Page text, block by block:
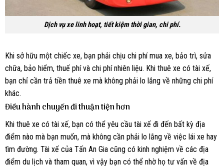
Dịch vụ xe linh hoạt, tiết kiệm thời gian, chi phí.
Khi sở hữu một chiếc xe, bạn phải chịu chi phí mua xe, bảo trì, sửa
chữa, bảo hiểm, thuế phí và chi phí nhiên liệu. Khi thuê xe có tài xế,
bạn chỉ cần trả tiền thuê xe mà không phải lo lắng về những chi phí
khác.
Điều hành chuyến đi thuận tiện hơn
Khi thuê xe có tài xế, bạn có thể yêu cầu tài xế đi đến bất kỳ địa
điểm nào mà bạn muốn, mà không cần phải lo lắng về việc lái xe hay
tìm đường. Tài xế của Tấn An Gia cũng có kinh nghiệm về các địa
điểm du lịch và tham quan, vì vậy bạn có thể nhờ họ tư vấn về địa